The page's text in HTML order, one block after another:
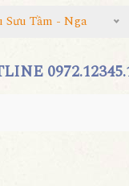
Sưu Tầm - Nga